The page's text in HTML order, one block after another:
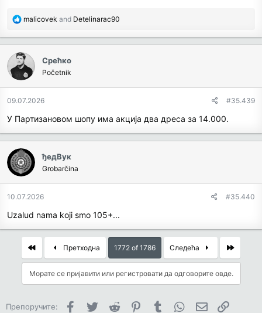
R
c
t
i
o
n
:
malicovek and Detelinarac90
Срећко
Početnik
09.07.2026 #35.439
У Партизановом шопу има акција два дреса за 14.000.
ђедВук
Grobarčina
10.07.2026 #35.440
Uzalud nama koji smo 105+...
Претходна 1772 of 1786 Следећа Last
Морате се пријавити или регистровати да одговорите овде.
Препоручите: FacebookTwitter Reddit PinterestTumblr WhatsApp
Имејл